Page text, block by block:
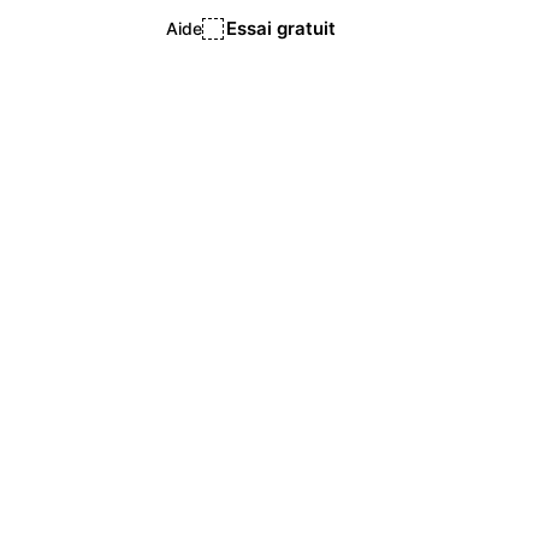
Aide Essai gratuit